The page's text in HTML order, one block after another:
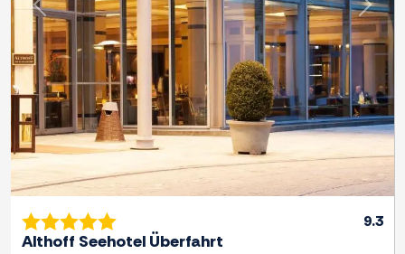
Previous Next
9.3
Althoff Seehotel Überfahrt